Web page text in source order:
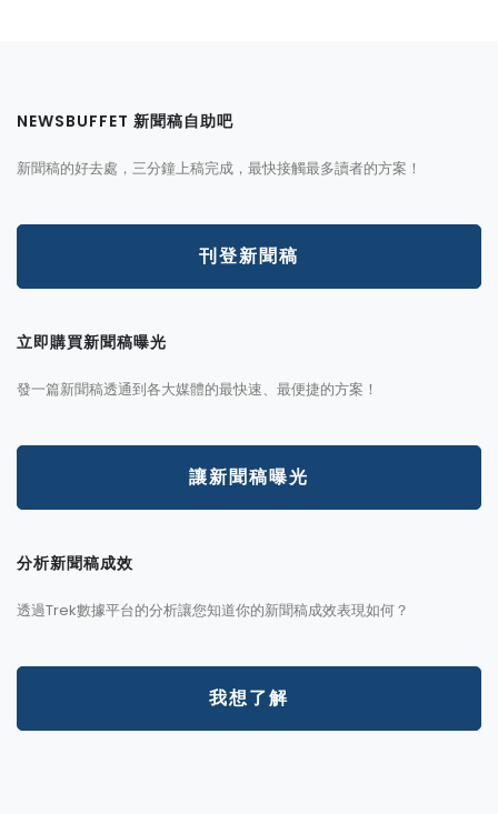
NEWSBUFFET 新聞稿自助吧
新聞稿的好去處，三分鐘上稿完成，最快接觸最多讀者的方案！
刊登新聞稿
立即購買新聞稿曝光
發一篇新聞稿透通到各大媒體的最快速、最便捷的方案！
讓新聞稿曝光
分析新聞稿成效
透過Trek數據平台的分析讓您知道你的新聞稿成效表現如何？
我想了解